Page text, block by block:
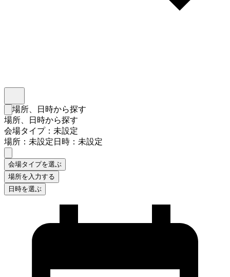
検索フォームを閉じる
場所、日時から探す
場所、日時から探す
会場タイプ：未設定
場所：未設定日時：未設定
会場タイプを選ぶ
場所を入力する
日時を選ぶ